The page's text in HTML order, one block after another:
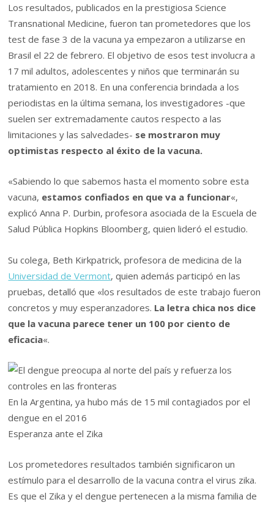
Los resultados, publicados en la prestigiosa Science
Transnational Medicine, fueron tan prometedores que los
test de fase 3 de la vacuna ya empezaron a utilizarse en
Brasil el 22 de febrero. El objetivo de esos test involucra a
17 mil adultos, adolescentes y niños que terminarán su
tratamiento en 2018. En una conferencia brindada a los
periodistas en la última semana, los investigadores -que
suelen ser extremadamente cautos respecto a las
limitaciones y las salvedades- se mostraron muy
optimistas respecto al éxito de la vacuna.
«Sabiendo lo que sabemos hasta el momento sobre esta
vacuna, estamos confiados en que va a funcionar«,
explicó Anna P. Durbin, profesora asociada de la Escuela de
Salud Pública Hopkins Bloomberg, quien lideró el estudio.
Su colega, Beth Kirkpatrick, profesora de medicina de la
Universidad de Vermont, quien además participó en las
pruebas, detalló que «los resultados de este trabajo fueron
concretos y muy esperanzadores. La letra chica nos dice
que la vacuna parece tener un 100 por ciento de
eficacia«.
En la Argentina, ya hubo más de 15 mil contagiados por el
dengue en el 2016
Esperanza ante el Zika
Los prometedores resultados también significaron un
estímulo para el desarrollo de la vacuna contra el virus zika.
Es que el Zika y el dengue pertenecen a la misma familia de